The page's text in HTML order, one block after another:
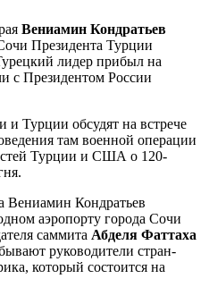
Вениамин Кондратьев
Президента Турции
лидер прибыл на
с Президентом России
и Турции обсудят на встрече
там военной операции
Турции и США о 120-
Вениамин Кондратьев
аэропорту города Сочи
саммита Абделя Фаттаха
руководители стран-
который состоится на